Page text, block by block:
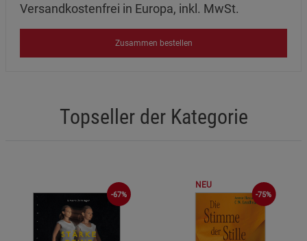
Versandkostenfrei in Europa, inkl. MwSt.
Zusammen bestellen
Topseller der Kategorie
-67%
NEU
-75%